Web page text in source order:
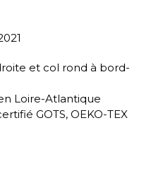
et col rond à bord-
Loire-Atlantique
GOTS, OEKO-TEX